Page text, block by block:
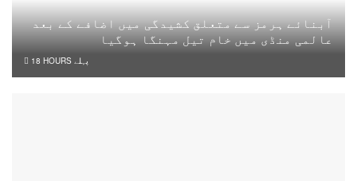
آبنائے ہرمز سے متعلق کشیدگی میں اضافے کے بعد
عالمی منڈی میں خام تیل مہنگا ہوگیا
18 HOURS پہلے